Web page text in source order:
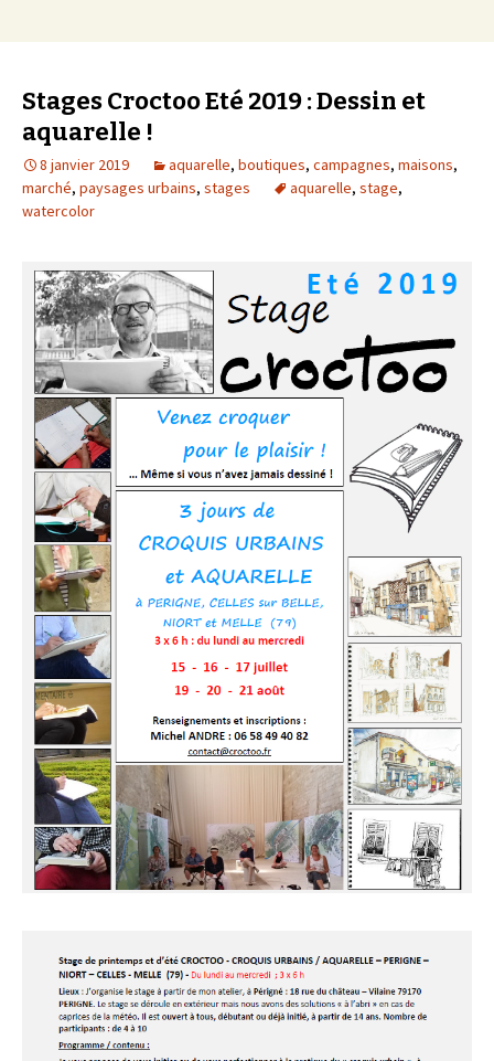
Stages Croctoo Eté 2019 : Dessin et
aquarelle !
8 janvier 2019 aquarelle, boutiques, campagnes, maisons,
marché, paysages urbains, stages aquarelle, stage,
watercolor